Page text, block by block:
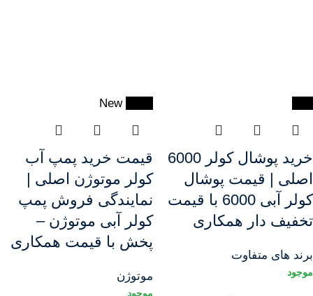
خرید پوشال کولر 6000
اصلی | قیمت پوشال
کولر آبی 6000 با قیمت
تخفیف دار همکاری
برند های متفاوت
New
قیمت خرید پمپ آب
کولر موتوژن اصلی |
نمایندگی فروش پمپ
کولر آبی موتوژن –
پخش با قیمت همکاری
موتوژن